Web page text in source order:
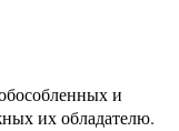
и
их обладателю.